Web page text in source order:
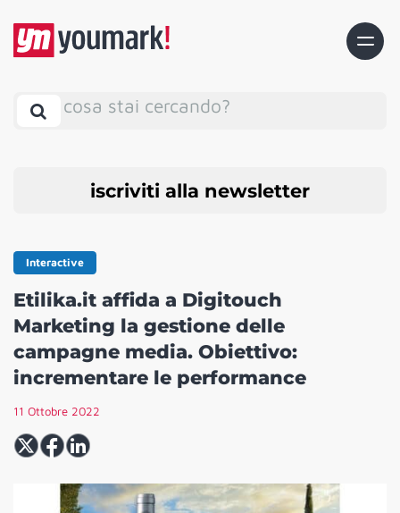
cosa stai cercando?
iscriviti alla newsletter
Interactive
Etilika.it affida a Digitouch
Marketing la gestione delle
campagne media. Obiettivo:
incrementare le performance
11 Ottobre 2022